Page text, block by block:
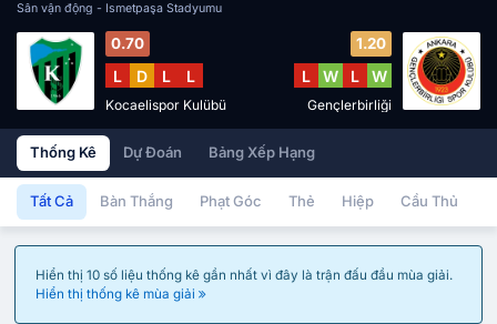
Sân vận động - İsmetpaşa Stadyumu
0.70
L D L L
Kocaelispor Kulübü
1.20
L W L W
Gençlerbirliği
Thống Kê Dự Đoán Bảng Xếp Hạng
Tất Cả Bàn Thắng Phạt Góc Thẻ Hiệp Cầu Thủ
Hiển thị 10 số liệu thống kê gần nhất vì đây là trận đấu đầu mùa giải.
Hiển thị thống kê mùa giải